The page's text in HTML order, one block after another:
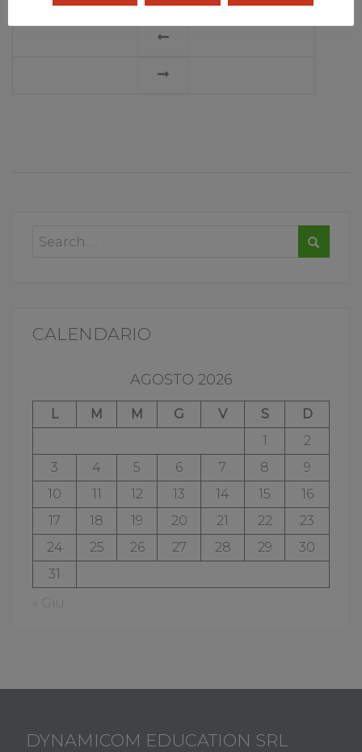
LEGGI
CALENDARIO
AGOSTO 2026
L M M G V S
D
1
2
3
4 5 6 7 8
9
10
11 12 13 14 15
16
17
18 19 20 21 22
23
24
25 26 27 28 29
30
31
« Giu
DYNAMICOM EDUCATION SRL